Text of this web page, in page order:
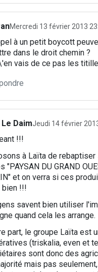
Mercredi 13 février 2013
à un petit boycott
dans le droit chemin ?
vais de ce pas les
DaimJeudi 14 février
!!!
à Laïta de
"PAYSAN DU GRAND
et on verra si ces
bien !!!
savent bien utiliser
quand cela les arrange.
part, le groupe Laïta est
(triskalia, even et
sont donc des
mais pas